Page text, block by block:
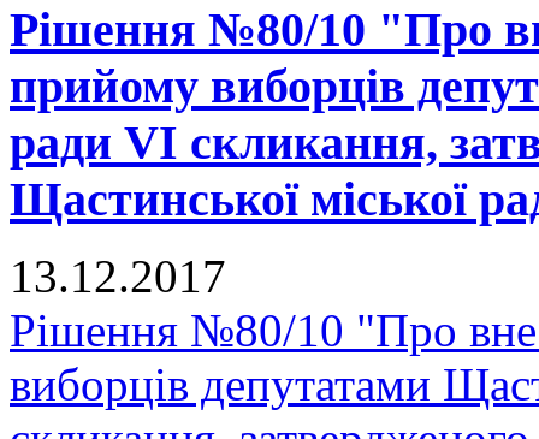
Рішення №80/10 "Про
прийому виборців
ради VI скликання,
Щастинської міської
13.12.2017
Рішення №80/10 "Про
виборців депутатами